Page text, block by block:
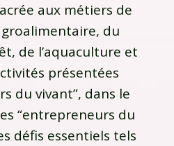
aux métiers de
du
de l’aquaculture et
présentées
du vivant”, dans le
“entrepreneurs du
défis essentiels tels